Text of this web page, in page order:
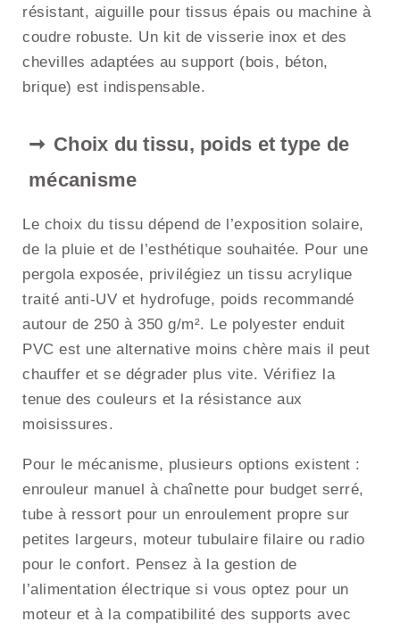
résistant, aiguille pour tissus épais ou machine à
coudre robuste. Un kit de visserie inox et des
chevilles adaptées au support (bois, béton,
brique) est indispensable.
Choix du tissu, poids et type de
mécanisme
Le choix du tissu dépend de l’exposition solaire,
de la pluie et de l’esthétique souhaitée. Pour une
pergola exposée, privilégiez un tissu acrylique
traité anti-UV et hydrofuge, poids recommandé
autour de 250 à 350 g/m². Le polyester enduit
PVC est une alternative moins chère mais il peut
chauffer et se dégrader plus vite. Vérifiez la
tenue des couleurs et la résistance aux
moisissures.
Pour le mécanisme, plusieurs options existent :
enrouleur manuel à chaînette pour budget serré,
tube à ressort pour un enroulement propre sur
petites largeurs, moteur tubulaire filaire ou radio
pour le confort. Pensez à la gestion de
l’alimentation électrique si vous optez pour un
moteur et à la compatibilité des supports avec